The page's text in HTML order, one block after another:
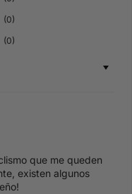
(0)
(0)
que me queden
existen algunos